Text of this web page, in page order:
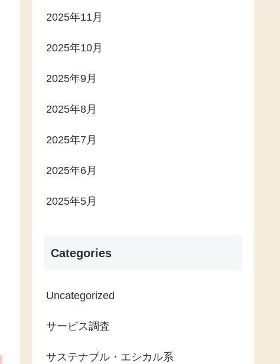
2025年11月
2025年10月
2025年9月
2025年8月
2025年7月
2025年6月
2025年5月
Categories
Uncategorized
サービス調査
サステナブル・エシカル系